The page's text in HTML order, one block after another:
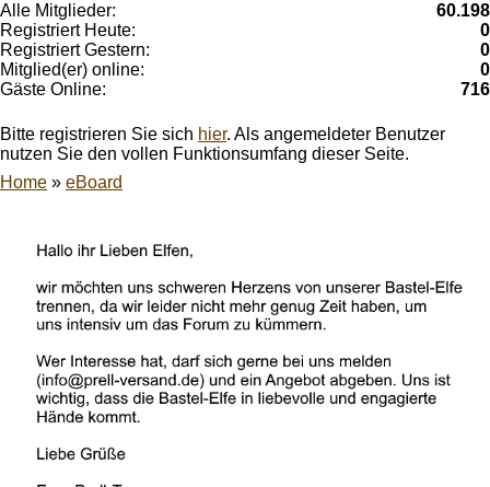
Alle Mitglieder:
60.198
Registriert Heute:
0
Registriert Gestern:
0
Mitglied(er) online:
0
Gäste Online:
716
Bitte registrieren Sie sich hier. Als angemeldeter Benutzer
nutzen Sie den vollen Funktionsumfang dieser Seite.
Home » eBoard